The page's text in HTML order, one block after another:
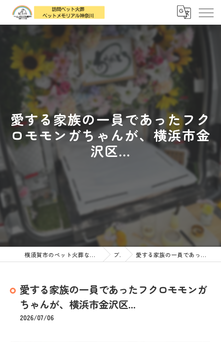
愛する家族の一員であったフク
ロモモンガちゃんが、横浜市金
沢区...
横須賀市のペット火葬なら訪問ペット火葬 ペットメモリアル神奈川 ブログ 愛する家族の一員であったフクロモモンガちゃんが、横浜市金沢区...
愛する家族の一員であったフクロモモンガ
ちゃんが、横浜市金沢区...
2026/07/06